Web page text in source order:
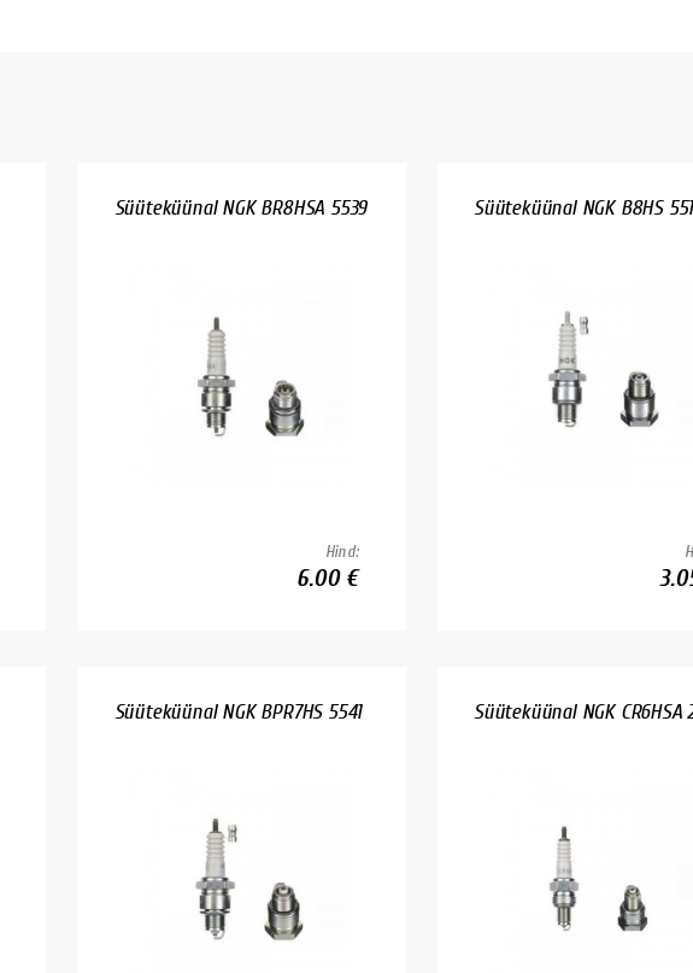
Süüteküünal NGK BR8HSA 5539
Hind:
6.00 €
Süüteküünal NGK B8HS
Süüteküünal NGK BPR7HS 5541 Süüteküünal NGK CR6HSA